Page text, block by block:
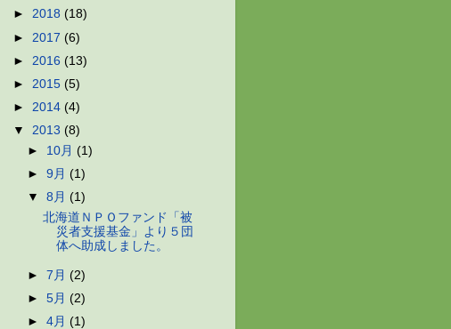
► 2018 (18)
► 2017 (6)
► 2016 (13)
► 2015 (5)
► 2014 (4)
▼ 2013 (8)
► 10月(1)
►9月(1)
▼8月(1)
北海道ＮＰＯファンド「被
災者支援基金」より５団
体へ助成しました。
►7月(2)
►5月(2)
►4月(1)